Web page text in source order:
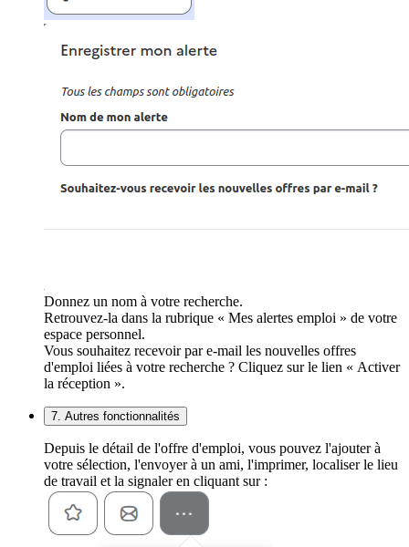
Donnez un nom à votre recherche.
Retrouvez-la dans la rubrique « Mes alertes emploi » de votre
espace personnel.
Vous souhaitez recevoir par e-mail les nouvelles offres
d'emploi liées à votre recherche ? Cliquez sur le lien « Activer
la réception ».
7. Autres fonctionnalités
Depuis le détail de l'offre d'emploi, vous pouvez l'ajouter à
votre sélection, l'envoyer à un ami, l'imprimer, localiser le lieu
de travail et la signaler en cliquant sur :